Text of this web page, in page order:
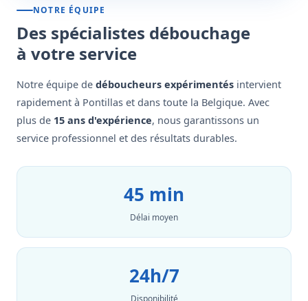
NOTRE ÉQUIPE
Des spécialistes débouchage
à votre service
Notre équipe de déboucheurs expérimentés intervient
rapidement à Pontillas et dans toute la Belgique. Avec
plus de 15 ans d'expérience, nous garantissons un
service professionnel et des résultats durables.
45 min
Délai moyen
24h/7
Disponibilité